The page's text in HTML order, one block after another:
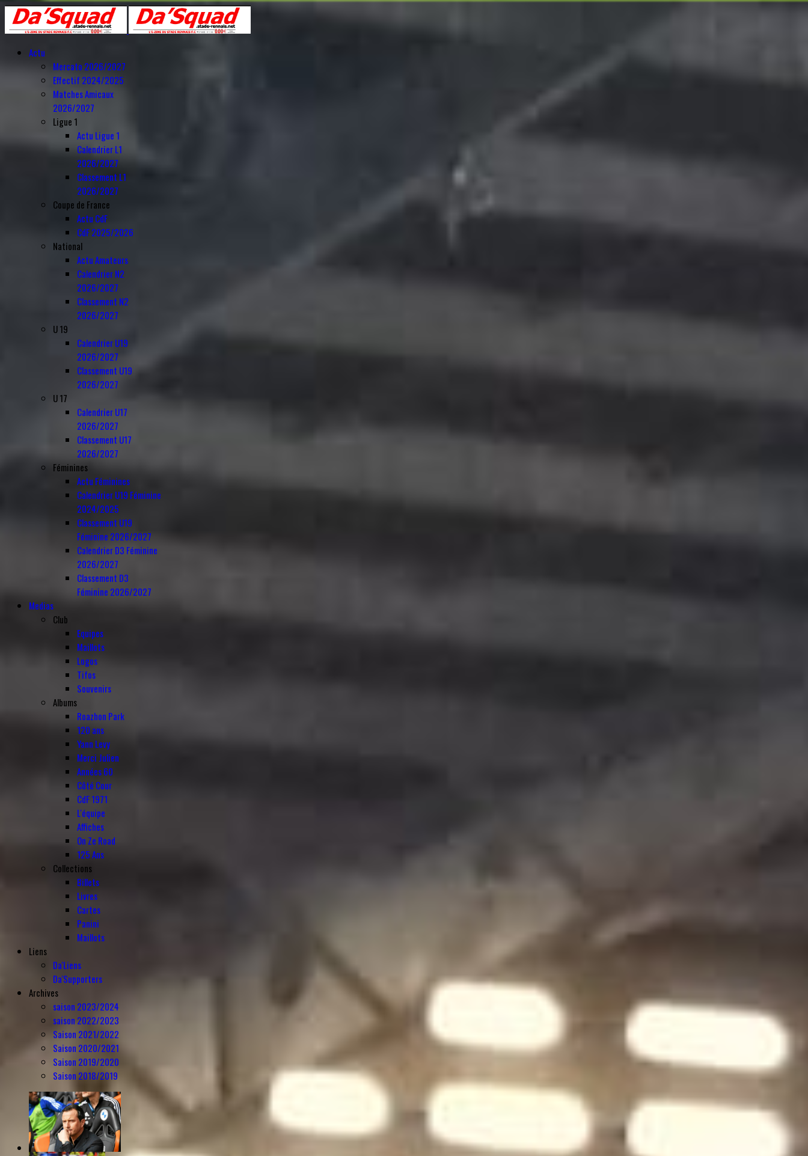
Actu
Mercato 2026/2027
Effectif 2024/2025
Matches Amicaux
2026/2027
Ligue 1
Actu Ligue 1
Calendrier L1
2026/2027
Classement L1
2026/2027
Coupe de France
Actu CdF
CdF 2025/2026
National
Actu Amateurs
Calendrier N2
2026/2027
Classement N2
2026/2027
U 19
Calendrier U19
2026/2027
Classement U19
2026/2027
U 17
Calendrier U17
2026/2027
Classement U17
2026/2027
Féminines
Actu Féminines
Calendrier U19 Féminine
2024/2025
Classement U19
Féminine 2026/2027
Calendrier D3 Féminine
2026/2027
Classement D3
Féminine 2026/2027
Medias
Club
Equipes
Maillots
Logos
Tifos
Souvenirs
Albums
Roazhon Park
120 ans
Yann Levy
Merci Julien
Années 60
Côté Cour
CdF 1971
L'équipe
Affiches
On Ze Road
125 Ans
Collections
Billets
Livres
Cartes
Panini
Maillots
Liens
Da'Liens
Da'Supporters
Archives
saison 2023/2024
saison 2022/2023
Saison 2021/2022
Saison 2020/2021
Saison 2019/2020
Saison 2018/2019
précédente
précédent
suivante
suivant